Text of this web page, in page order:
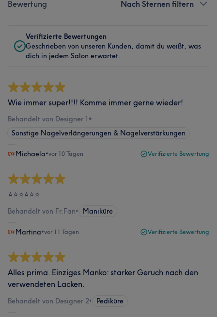
Bewertung Nach Sternen filtern
Verifizierte Bewertungen
Geschrieben von unseren Kunden, damit du weißt, was
dich in jedem Salon erwartet.
Wie immer super!!!! Komme immer gerne wieder!
Behandelt von Designer 1 •
Sonstige Nagelverlängerungen & Nagelverstärkungen
Michaela•vor 10 Tagen Verifizierte Bewertung
⭐️⭐️⭐️⭐️⭐️⭐️
Behandelt von Fr.Fan• Maniküre
Martina•vor 11 Tagen Verifizierte Bewertung
Alles prima. Einziges Manko: starker Geruch nach den
verwendeten Lacken.
Behandelt von Designer 2• Pediküre